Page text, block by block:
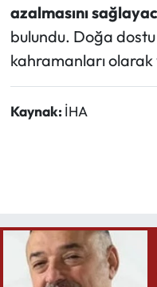
azalmasını
bulundu. Doğa
kahramanları olarak
Kaynak: İHA